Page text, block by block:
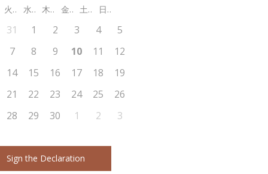
火 水 木 金 土 日
31 1 2 3 4
5
7 8 9 10 11
12
14 15 16 17 18
19
21 22 23 24 25
26
28 29 30 1 2 3
Sign the Declaration